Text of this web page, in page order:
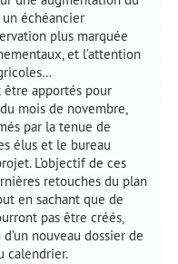
échéancier
plus marquée
et l’attention
être apportés pour
mois de novembre,
par la tenue de
élus et le bureau
L’objectif de ces
retouches du plan
en sachant que de
pas être créés,
nouveau dossier de
calendrier.